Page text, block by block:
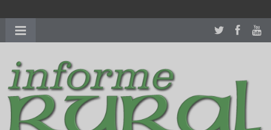
richardmillereplica
women.patekphilippe.tofor sale in usa recognized command with
dining room table ceremony. welcome to our
perfectwatches.is
shop. best youngsexdoll.comwith professional customer
services. 1: 1 design high
https://reallydiamond.com/